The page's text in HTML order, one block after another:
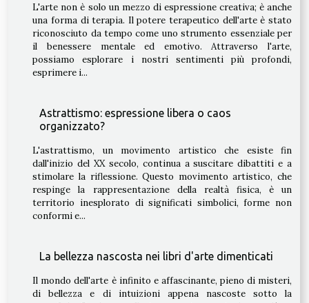
L'arte non è solo un mezzo di espressione creativa; è anche
una forma di terapia. Il potere terapeutico dell'arte è stato
riconosciuto da tempo come uno strumento essenziale per
il benessere mentale ed emotivo. Attraverso l'arte,
possiamo esplorare i nostri sentimenti più profondi,
esprimere i...
Astrattismo: espressione libera o caos
organizzato?
L'astrattismo, un movimento artistico che esiste fin
dall'inizio del XX secolo, continua a suscitare dibattiti e a
stimolare la riflessione. Questo movimento artistico, che
respinge la rappresentazione della realtà fisica, è un
territorio inesplorato di significati simbolici, forme non
conformi e...
La bellezza nascosta nei libri d'arte dimenticati
Il mondo dell'arte è infinito e affascinante, pieno di misteri,
di bellezza e di intuizioni appena nascoste sotto la